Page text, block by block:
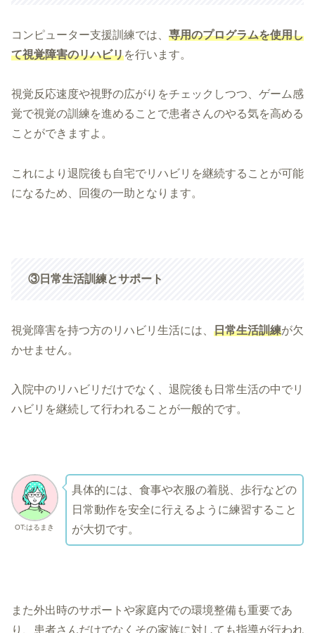
コンピューター支援訓練では、 専用のプログラムを使用し
て視覚障害のリハビリを行います。
視覚反応速度や視野の広がりをチェックしつつ、ゲーム感
覚で視覚の訓練を進めることで患者さんのやる気を高める
ことができますよ。
これにより退院後も自宅でリハビリを継続することが可能
になるため、回復の一助となります。
③日常生活訓練とサポート
視覚障害を持つ方のリハビリ生活には、 日常生活訓練が欠
かせません。
入院中のリハビリだけでなく、退院後も日常生活の中でリ
ハビリを継続して行われることが一般的です。
OT:はるまき
具体的には、食事や衣服の着脱、歩行などの
日常動作を安全に行えるように練習すること
が大切です。
また外出時のサポートや家庭内での環境整備も重要であ
り、患者さんだけでなくその家族に対しても指導が行われ